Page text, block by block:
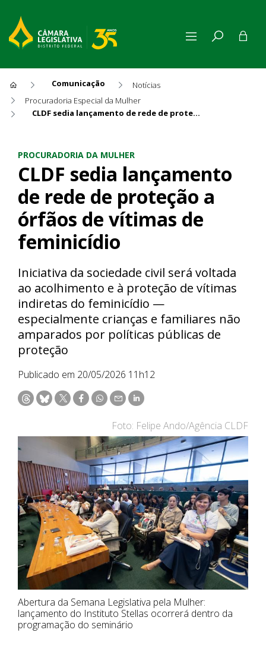
Comunicação
Notícias
Procuradoria Especial da Mulher
CLDF sedia lançamento de rede de proteção a órfãos de vítimas de feminicídio
PROCURADORIA DA MULHER
CLDF sedia lançamento
de rede de proteção a
órfãos de vítimas de
feminicídio
Iniciativa da sociedade civil será voltada
ao acolhimento e à proteção de vítimas
indiretas do feminicídio —
especialmente crianças e familiares não
amparados por políticas públicas de
proteção
Publicado em 20/05/2026 11h12
Foto: Felipe Ando/Agência CLDF
Abertura da Semana Legislativa pela Mulher:
lançamento do Instituto Stellas ocorrerá dentro da
programação do seminário